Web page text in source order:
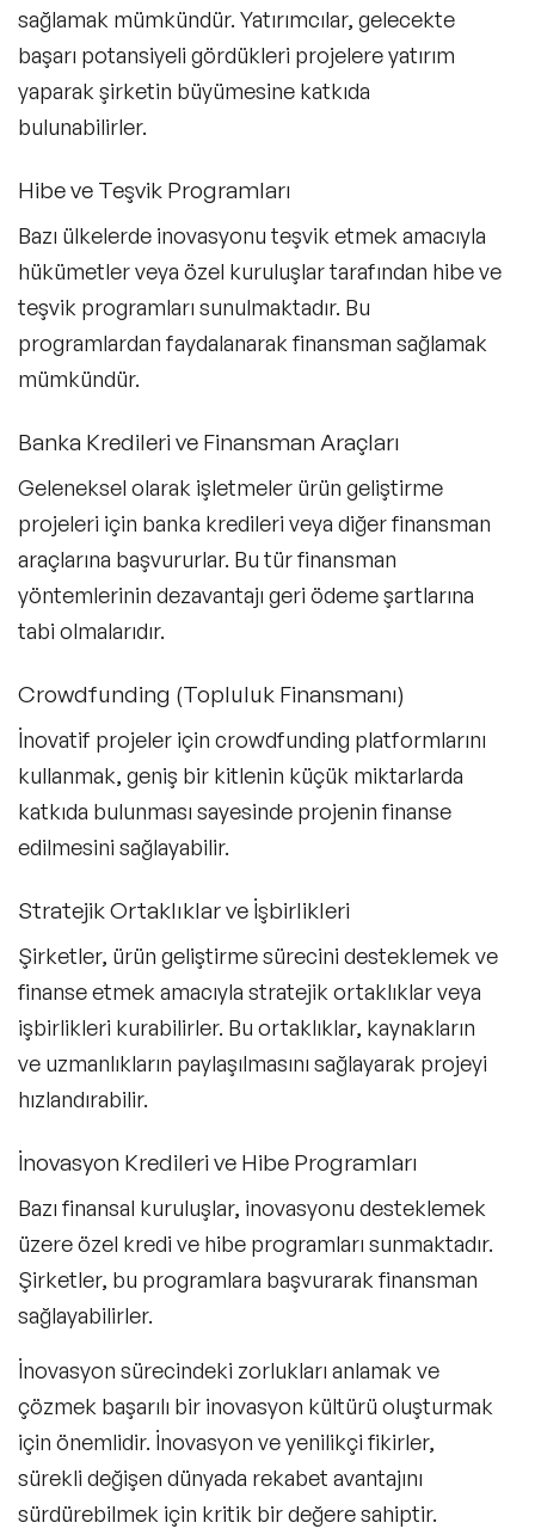
sağlamak mümkündür. Yatırımcılar, gelecekte
başarı potansiyeli gördükleri projelere yatırım
yaparak şirketin büyümesine katkıda
bulunabilirler.
Hibe ve Teşvik Programları
Bazı ülkelerde inovasyonu teşvik etmek amacıyla
hükümetler veya özel kuruluşlar tarafından hibe ve
teşvik programları sunulmaktadır. Bu
programlardan faydalanarak finansman sağlamak
mümkündür.
Banka Kredileri ve Finansman Araçları
Geleneksel olarak işletmeler ürün geliştirme
projeleri için banka kredileri veya diğer finansman
araçlarına başvururlar. Bu tür finansman
yöntemlerinin dezavantajı geri ödeme şartlarına
tabi olmalarıdır.
Crowdfunding (Topluluk Finansmanı)
İnovatif projeler için crowdfunding platformlarını
kullanmak, geniş bir kitlenin küçük miktarlarda
katkıda bulunması sayesinde projenin finanse
edilmesini sağlayabilir.
Stratejik Ortaklıklar ve İşbirlikleri
Şirketler, ürün geliştirme sürecini desteklemek ve
finanse etmek amacıyla stratejik ortaklıklar veya
işbirlikleri kurabilirler. Bu ortaklıklar, kaynakların
ve uzmanlıkların paylaşılmasını sağlayarak projeyi
hızlandırabilir.
İnovasyon Kredileri ve Hibe Programları
Bazı finansal kuruluşlar, inovasyonu desteklemek
üzere özel kredi ve hibe programları sunmaktadır.
Şirketler, bu programlara başvurarak finansman
sağlayabilirler.
İnovasyon sürecindeki zorlukları anlamak ve
çözmek başarılı bir inovasyon kültürü oluşturmak
için önemlidir. İnovasyon ve yenilikçi fikirler,
sürekli değişen dünyada rekabet avantajını
sürdürebilmek için kritik bir değere sahiptir.